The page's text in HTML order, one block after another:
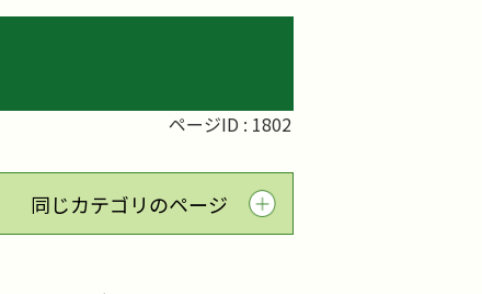
ページID : 1802
同じカテゴリのページ